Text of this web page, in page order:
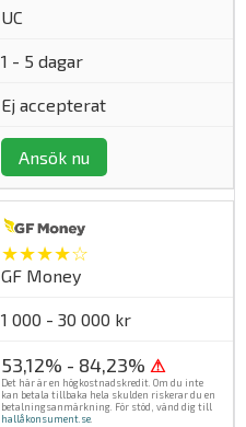
UC
1 - 5 dagar
Ej accepterat
Ansök nu
★★★★☆
GF Money
1 000 - 30 000 kr
53,12% - 84,23% ⚠
Det här är en högkostnadskredit. Om du inte
kan betala tillbaka hela skulden riskerar du en
betalningsanmärkning. För stöd, vänd dig till
hallåkonsument.se.